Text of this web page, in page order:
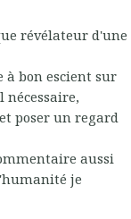
révélateur d'une
à bon escient sur
nécessaire,
poser un regard
aussi
je